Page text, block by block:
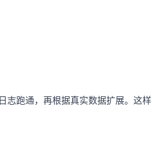
志跑通，再根据真实数据扩展。这样